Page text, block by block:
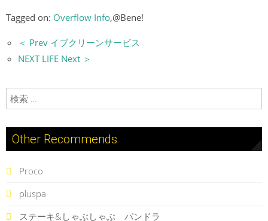
Tagged on: Overflow Info,@Bene!
＜ Prev イブクリーンサービス
NEXT LIFE Next ＞
検索:
Other Recommends
Proco
pluspa
ステーキ&しゃぶしゃぶ パンドラ